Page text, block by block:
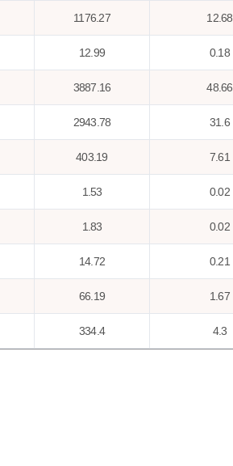
1176.27 12.68
12.99 0.18
3887.16 48.66
2943.78 31.6
403.19 7.61
1.53 0.02
1.83 0.02
14.72 0.21
66.19 1.67
334.4 4.3